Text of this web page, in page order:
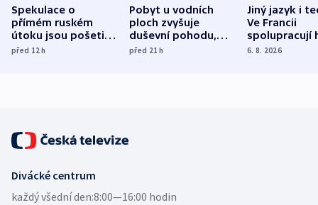
Spekulace o
přímém ruském
útoku jsou pošetilé,
míní estonský
před 12h
Pobyt u vodních
ploch zvyšuje
duševní pohodu,
ukázala
před 21h
Jiný jazyk i
Ve Francii
spolupracují
různých zemí
6. 8. 2026
Divácké centrum
každý všední den:8:00—16:00 hodin